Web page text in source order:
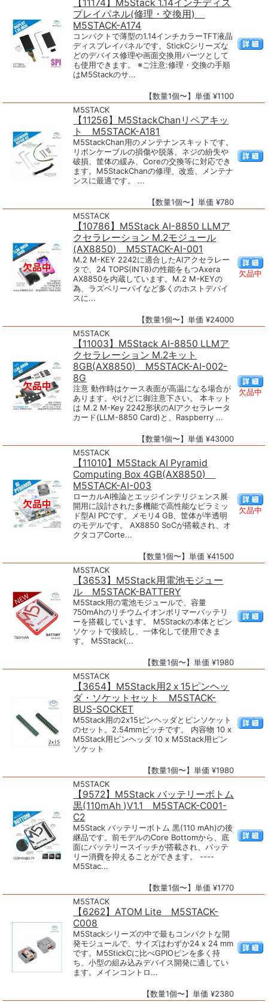
【11174】M5Stack 1.14インチディス
プレイパネル(修理・交換用)
M5STACK-A174
コンパクトで薄型の1.14インチカラーTFT液晶
ディスプレイパネルです。StickCシリーズな
どのデバイス修理や画面交換用パーツとして
も使用できます。 ※ご注意:修理・交換の手順
はM5Stackのサ...
【数量1個〜】単価 ¥1100
M5STACK
【11256】M5StackChanリペアキッ
ト M5STACK-A181
M5StackChan用のメンテナンスキットです。
リボンケーブルの損傷や脱落、ネジの紛失や
破損、筐体の緩み、Coreの交換等に対応でき
ます。M5StackChanの修理、改造、メンテナ
ンスに最適です。 ...
【数量1個〜】単価 ¥780
M5STACK
【10786】M5Stack AI-8850 LLMア
クセラレーション M.2モジュール
(AX8850) M5STACK-AI-001
M.2 M-KEY 2242に適合したAIアクセラレー
タで、24 TOPS(INT8)の性能をもつAxera
AX8850を内蔵しています。M.2 M-KEYの
為、ラズベリーパイなど多くのホストデバイ
スに...
【数量1個〜】単価 ¥24000
欠品中
M5STACK
【11003】M5Stack AI-8850 LLMア
クセラレーション M.2キット
8GB(AX8850) M5STACK-AI-002-
8G
注意 動作時はケース表面が高温になる場合が
あります。やけどに御注意下さい。 本キット
は M.2 M-Key 2242形状のAIアクセラレータ
カード(LLM-8850 Card)と、Raspberry ...
【数量1個〜】単価 ¥43000
欠品中
M5STACK
【11010】M5Stack AI Pyramid
Computing Box 4GB(AX8850)
M5STACK-AI-003
ローカルAI推論とエッジインテリジェンス展
開用に設計された多機能で高性能なピラミッ
ド型AI PCです。メモリ4 GB、筐体が半透明
のモデルです。 AX8850 SoCが搭載され、オ
クタコアCorte...
【数量1個〜】単価 ¥41500
欠品中
M5STACK
【3653】M5Stack用電池モジュー
ル M5STACK-BATTERY
M5Stack用の電池モジュールで、容量
750mAhのリチウムイオンポリマーバッテリ
ーを搭載しています。 M5Stackの本体とピン
ソケットで接続し、一体化して使用できま
す。 M5Stack(...
【数量1個〜】単価 ¥1980
M5STACK
【3654】M5Stack用2 x 15ピンヘッ
ダ・ソケットセット M5STACK-
BUS-SOCKET
M5Stack用の2x15ピンヘッダとピンソケット
のセット。2.54mmピッチです。 内容物 10 x
M5Stack用ピンヘッダ 10 x M5Stack用ピン
ソケット
【数量1個〜】単価 ¥1980
M5STACK
【9572】M5Stack バッテリーボトム
黒(110mAh )V1.1 M5STACK-C001-
C2
M5Stack バッテリーボトム 黒(110 mAh)の後
継品です。前モデルのCore Bottomから、底
面にバッテリースイッチが搭載され、バッテ
リー消費を抑えることができます。 ----
M5Stac...
【数量1個〜】単価 ¥1770
M5STACK
【6262】ATOM Lite M5STACK-
C008
M5Stackシリーズの中で最もコンパクトな開
発モジュールで、サイズはわずか24 x 24 mm
です。M5StickCに比べGPIOピンを多く持
ち、小型の組み込みデバイス開発に適してい
ます。メインコントロ...
【数量1個〜】単価 ¥2380